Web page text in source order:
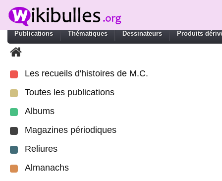
Publications Thématiques Dessinateurs Produits
Les recueils d'histoires de M.C.
Toutes les publications
Albums
Magazines périodiques
Reliures
Almanachs